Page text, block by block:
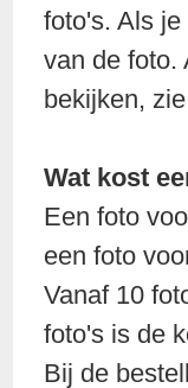
foto's. Als
van de foto.
bekijken,
Wat kost
Een foto
een foto
Vanaf 10
foto's is de
Bij de